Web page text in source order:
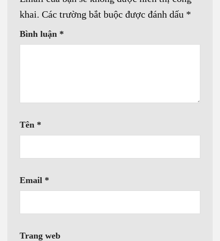
khai. Các trường bắt buộc được đánh dấu *
Bình luận *
Tên *
Email *
Trang web